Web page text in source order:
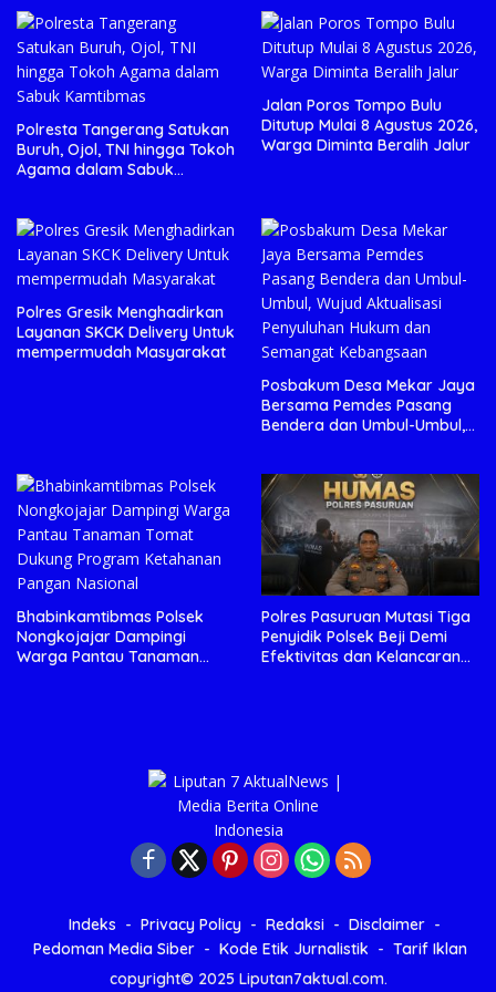
Polresta Tangerang Satukan
Buruh, Ojol, TNI hingga Tokoh
Agama dalam Sabuk
Jalan Poros Tompo Bulu
Ditutup Mulai 8 Agustus 2026,
Polres Gresik Menghadirkan
Layanan SKCK Delivery Untuk
mempermudah Masyarakat
Posbakum Desa Mekar Jaya
Bersama Pemdes Pasang
Bendera dan Umbul-Umbul,
Kebangsaan
Bhabinkamtibmas Polsek
Nongkojajar Dampingi
Warga Pantau Tanaman
Polres Pasuruan Mutasi Tiga
Penyidik Polsek Beji Demi
Efektivitas dan Kelancaran
Indeks Privacy Policy Redaksi
Disclaimer
Pedoman Media Siber
Kode Etik Jurnalistik
Tarif Iklan
copyright© 2025 Liputan7aktual.com.